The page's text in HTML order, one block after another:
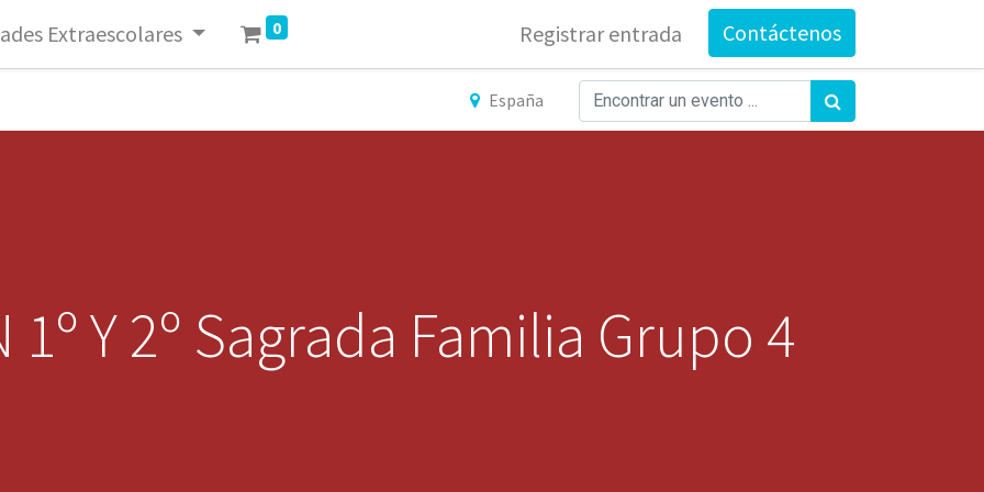
Extraescolares 0 Registrar entrada Contáctenos
España
1º Y 2º Sagrada Familia Grupo 4